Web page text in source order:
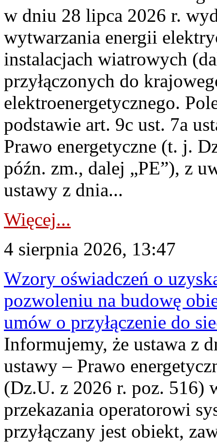
w dniu 28 lipca 2026 r.
wytwarzania energii
instalacjach wiatrowych
przyłączonych do
elektroenergetycznego.
podstawie art. 9c ust. 7a
Prawo energetyczne (t. j.
późn. zm., dalej „PE”), z
ustawy z dnia...
Więcej...
4 sierpnia 2026, 13:47
Wzory oświadczeń o
pozwoleniu na budowę
umów o przyłączenie do
Informujemy, że ustawa z
ustawy – Prawo
(Dz.U. z 2026 r. poz. 516)
przekazania operatorowi
przyłączany jest obiekt,